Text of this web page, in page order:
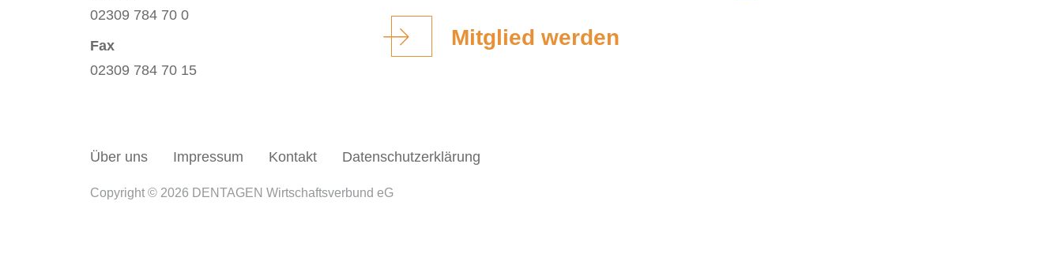
02309 784 70 0
Fax
02309 784 70 15
Mitglied werden
Über uns Impressum Kontakt Datenschutzerklärung
Copyright © 2026 DENTAGEN Wirtschaftsverbund eG